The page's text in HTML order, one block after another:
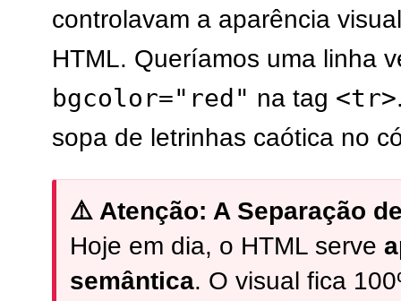
controlavam a aparência
HTML. Queríamos uma linha
bgcolor="red" na tag <tr>
sopa de letrinhas caótica no
⚠️ Atenção: A Separação
Hoje em dia, o HTML serve
semântica. O visual fica